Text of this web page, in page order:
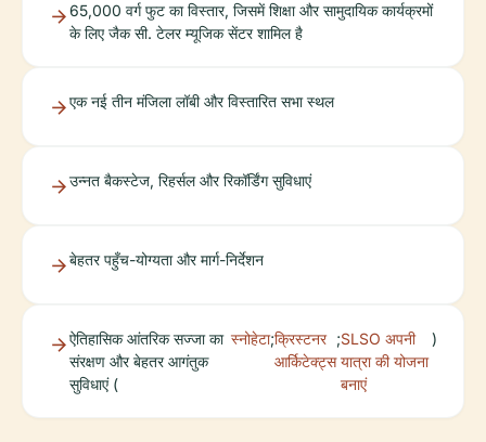
65,000 वर्ग फुट का विस्तार, जिसमें शिक्षा और सामुदायिक कार्यक्रमों
के लिए जैक सी. टेलर म्यूजिक सेंटर शामिल है
एक नई तीन मंजिला लॉबी और विस्तारित सभा स्थल
उन्नत बैकस्टेज, रिहर्सल और रिकॉर्डिंग सुविधाएं
बेहतर पहुँच-योग्यता और मार्ग-निर्देशन
ऐतिहासिक आंतरिक सज्जा का
संरक्षण और बेहतर आगंतुक
सुविधाएं (
स्नोहेटा;क्रिस्टनर
आर्किटेक्ट्स
;SLSO अपनी
यात्रा की योजना
बनाएं
)